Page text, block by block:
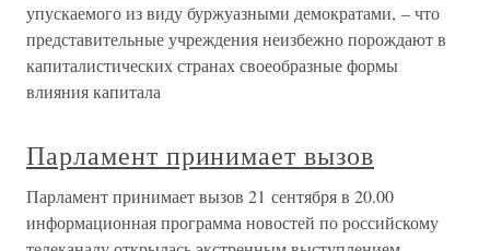
упускаемого из виду буржуазными демократами, – что
представительные учреждения неизбежно порождают в
капиталистических странах своеобразные формы
влияния капитала
Парламент принимает вызов
Парламент принимает вызов 21 сентября в 20.00
информационная программа новостей по российскому